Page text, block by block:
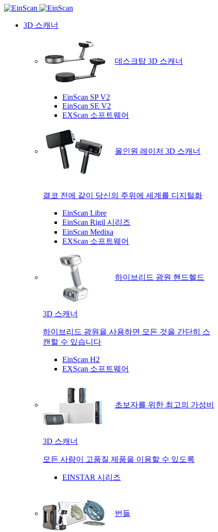
3D 스캐너
데스크탑 3D 스캐너
EinScan SP V2
EinScan SE V2
EXScan 소프트웨어
올인원 레이저 3D 스캐너
결코 전에 같이 당신의 주위에 세계를 디지털화
EinScan Libre
EinScan Rigil 시리즈
EinScan Medixa
EXScan 소프트웨어
하이브리드 광원 핸드헬드
3D 스캐너
하이브리드 광원을 사용하면 모든 것을 간단히 스
캔할 수 있습니다
EinScan H2
EXScan 소프트웨어
초보자를 위한 최고의 가성비
3D 스캐너
모든 사람이 고품질 제품을 이용할 수 있도록
EINSTAR 시리즈
번들